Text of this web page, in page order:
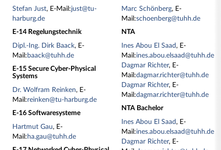
Stefan Just, E-Mail:just@tu-
harburg.de
E-14 Regelungstechnik
Dipl.-Ing. Dirk Baack, E-
Mail: baack@tuhh.de
E-15 Secure Cyber-Physical
Systems
Dr. Wolfram Reinken, E-
Mail:reinken@tu-harburg.de
E-16 Softwaresysteme
Hartmut Gau, E-
Mail: ha.gau@tuhh.de
Marc Schönberg, E-
Mail:schoenberg@tuhh.de
NTA
Ines Abou El Saad, E-
Mail:ines.abou.elsaad@tuhh.de
Dagmar Richter, E-
Mail:dagmar.richter@tuhh.de
Dagmar Richter, E-
Mail:dagmar.richter@tuhh.de
NTA Bachelor
Ines Abou El Saad, E-
Mail:ines.abou.elsaad@tuhh.de
Dagmar Richter, E-